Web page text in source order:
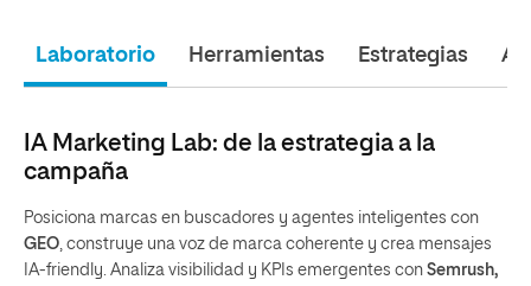
Laboratorio Herramientas Estrategias
IA Marketing Lab: de la estrategia a la
campaña
Posiciona marcas en buscadores y agentes inteligentes con
GEO, construye una voz de marca coherente y crea mensajes
IA-friendly. Analiza visibilidad y KPIs emergentes con Semrush,